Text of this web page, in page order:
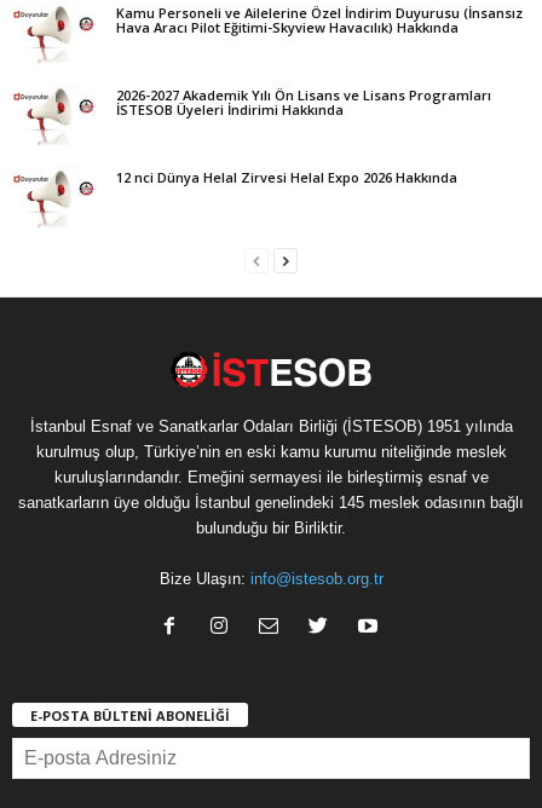
Kamu Personeli ve Ailelerine Özel İndirim Duyurusu (İnsansız
Hava Aracı Pilot Eğitimi-Skyview Havacılık) Hakkında
2026-2027 Akademik Yılı Ön Lisans ve Lisans Programları
İSTESOB Üyeleri İndirimi Hakkında
12 nci Dünya Helal Zirvesi Helal Expo 2026 Hakkında
İstanbul Esnaf ve Sanatkarlar Odaları Birliği (İSTESOB) 1951 yılında
kurulmuş olup, Türkiye’nin en eski kamu kurumu niteliğinde meslek
kuruluşlarındandır. Emeğini sermayesi ile birleştirmiş esnaf ve
sanatkarların üye olduğu İstanbul genelindeki 145 meslek odasının bağlı
bulunduğu bir Birliktir.
Bize Ulaşın: info@istesob.org.tr
E-POSTA BÜLTENİ ABONELİĞİ